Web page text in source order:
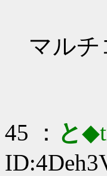
マル
45 ： と